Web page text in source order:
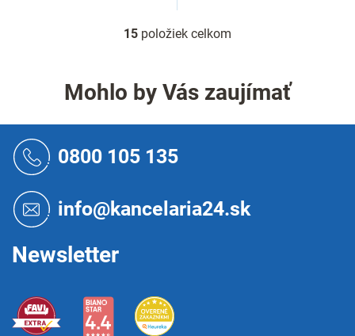
O
á
d
i
e
v
k
15 položiek celkom
Mohlo by Vás zaujímať
0800 105 135
info@kancelaria24.sk
Newsletter